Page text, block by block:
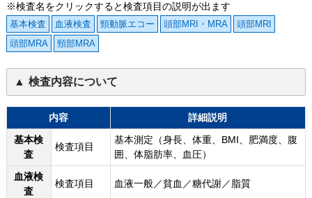
※検査名をクリックすると検査項目の説明が出ます
基本検査 血液検査 頸動脈エコー 頭部MRI・MRA
頭部MRI
頭部MRA
頸部MRA
検査内容について
内容
詳細説明
基本検
査
検査項目
基本測定（身長、体重、BMI、肥満度、腹
囲、体脂肪率、血圧）
血液検
査
検査項目 血液一般／貧血／糖代謝／脂質